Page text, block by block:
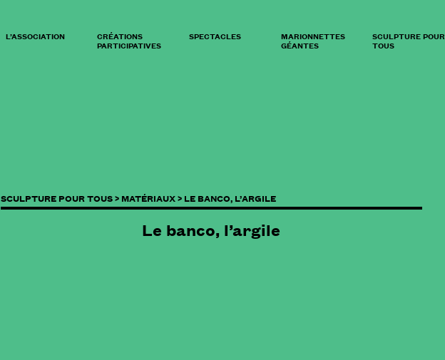
L’ASSOCIATION CRÉATIONS
PARTICIPATIVES
SPECTACLES MARIONNETTES
GÉANTES
SCULPTURE POUR
TOUS
SCULPTURE POUR TOUS > MATÉRIAUX > LE BANCO, L’ARGILE
Le banco, l’argile